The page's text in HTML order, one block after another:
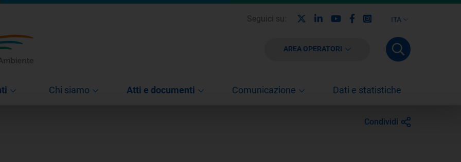
ITA
Seguici su: LinkedinYoutubeFacebook
Instagram
AREA OPERATORI
Chi siamo Atti e documenti Comunicazione Dati e statistiche
Condividi